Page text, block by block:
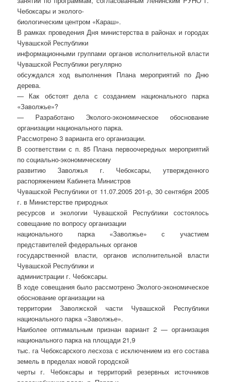
Чебоксары и эколого-
биологическим центром «Караш».
В рамках проведения Дня министерства в районах и городах
Чувашской Республики
информационными группами органов исполнительной власти
Чувашской Республики регулярно
обсуждался ход выполнения Плана мероприятий по Дню
дерева.
— Как обстоят дела с созданием национального парка
«Заволжье»?
— Разработано Эколого-экономическое обоснование
организации национального парка.
Рассмотрено 3 варианта его организации.
В соответствии с п. 85 Плана первоочередных мероприятий
по социально-экономическому
развитию Заволжья г. Чебоксары, утвержденного
распоряжением Кабинета Министров
Чувашской Республики от 11.07.2005 201-р, 30 сентября 2005
г. в Министерстве природных
ресурсов и экологии Чувашской Республики состоялось
совещание по вопросу организации
национального парка «Заволжье» с участием
представителей федеральных органов
государственной власти, органов исполнительной власти
Чувашской Республики и
администрации г. Чебоксары.
В ходе совещания было рассмотрено Эколого-экономическое
обоснование организации на
территории Заволжской части Чувашской Республики
национального парка «Заволжье».
Наиболее оптимальным признан вариант 2 — организация
национального парка на площади 21,9
тыс. га Чебоксарского лесхоза с исключением из его состава
земель в пределах новой городской
черты г. Чебоксары и территорий резервных источников